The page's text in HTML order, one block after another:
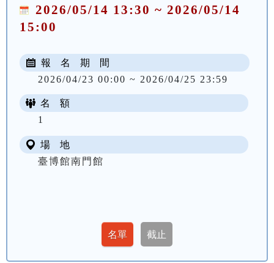
2026/05/14 13:30 ~ 2026/05/14
15:00
報 名 期 間
2026/04/23 00:00 ~ 2026/04/25 23:59
名 額
1
場 地
臺博館南門館